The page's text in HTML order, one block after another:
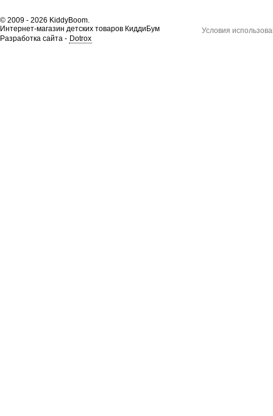
© 2009 - 2026 KiddyBoom.
Интернет-магазин детских товаров КиддиБум
Разработка сайта - Dotrox
Условия